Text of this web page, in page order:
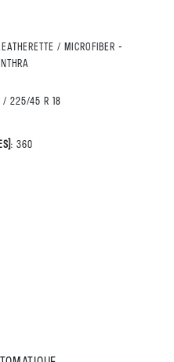
/ MICROFIBER -
/ 225/45 R 18
: 360